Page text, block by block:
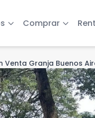
Comprar
Venta Granja Buenos